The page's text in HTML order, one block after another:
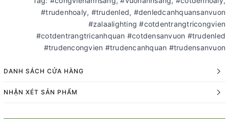
#trudenhoaly, #trudenled, #denledcanhquansanvuon
#zalaalighting #cotdentrangtricongvien
#cotdentrangtricanhquan #cotdensanvuon #trudenled
#trudencongvien #trudencanhquan #trudensanvuon
DANH SÁCH CỬA HÀNG
NHẬN XÉT SẢN PHẨM